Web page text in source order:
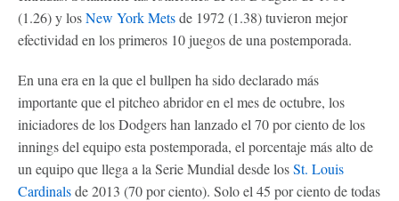
(1.26) y losNew York Metsde 1972 (1.38) tuvieron mejor
efectividad en los primeros 10 juegos de una postemporada.
En una era en la que el bullpen ha sido declarado más
importante que el pitcheo abridor en el mes de octubre, los
iniciadores de los Dodgers han lanzado el 70 por ciento de los
innings del equipo esta postemporada, el porcentaje más alto de
un equipo que llega a la Serie Mundial desde losSt. Louis
Cardinalsde 2013 (70 por ciento). Solo el 45 por ciento de todas